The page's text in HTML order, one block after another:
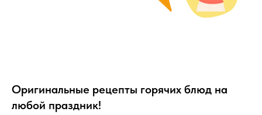
Оригинальные рецепты горячих блюд на
любой праздник!